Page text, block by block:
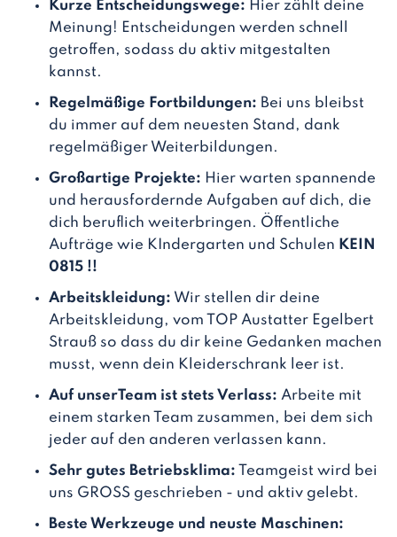
Kurze Entscheidungswege: Hier zählt deine
Meinung! Entscheidungen werden schnell
getroffen, sodass du aktiv mitgestalten
kannst.
Regelmäßige Fortbildungen: Bei uns bleibst
du immer auf dem neuesten Stand, dank
regelmäßiger Weiterbildungen.
Großartige Projekte: Hier warten spannende
und herausfordernde Aufgaben auf dich, die
dich beruflich weiterbringen. Öffentliche
Aufträge wie KIndergarten und Schulen KEIN
0815 !!
Arbeitskleidung: Wir stellen dir deine
Arbeitskleidung, vom TOP Austatter Egelbert
Strauß so dass du dir keine Gedanken machen
musst, wenn dein Kleiderschrank leer ist.
Auf unserTeam ist stets Verlass: Arbeite mit
einem starken Team zusammen, bei dem sich
jeder auf den anderen verlassen kann.
Sehr gutes Betriebsklima: Teamgeist wird bei
uns GROSS geschrieben - und aktiv gelebt.
Beste Werkzeuge und neuste Maschinen: